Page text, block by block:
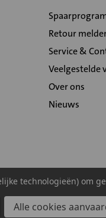
Retour
Service &
Veelgestelde
Over ons
Nieuws
Cookiebeleid
technologieën) om
Alle cookies